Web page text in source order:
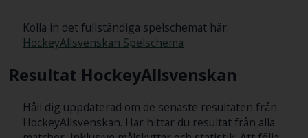
Kolla in det fullständiga spelschemat här:
HockeyAllsvenskan Spelschema
Resultat HockeyAllsvenskan
Håll dig uppdaterad om de senaste resultaten från
HockeyAllsvenskan. Här hittar du resultat från alla